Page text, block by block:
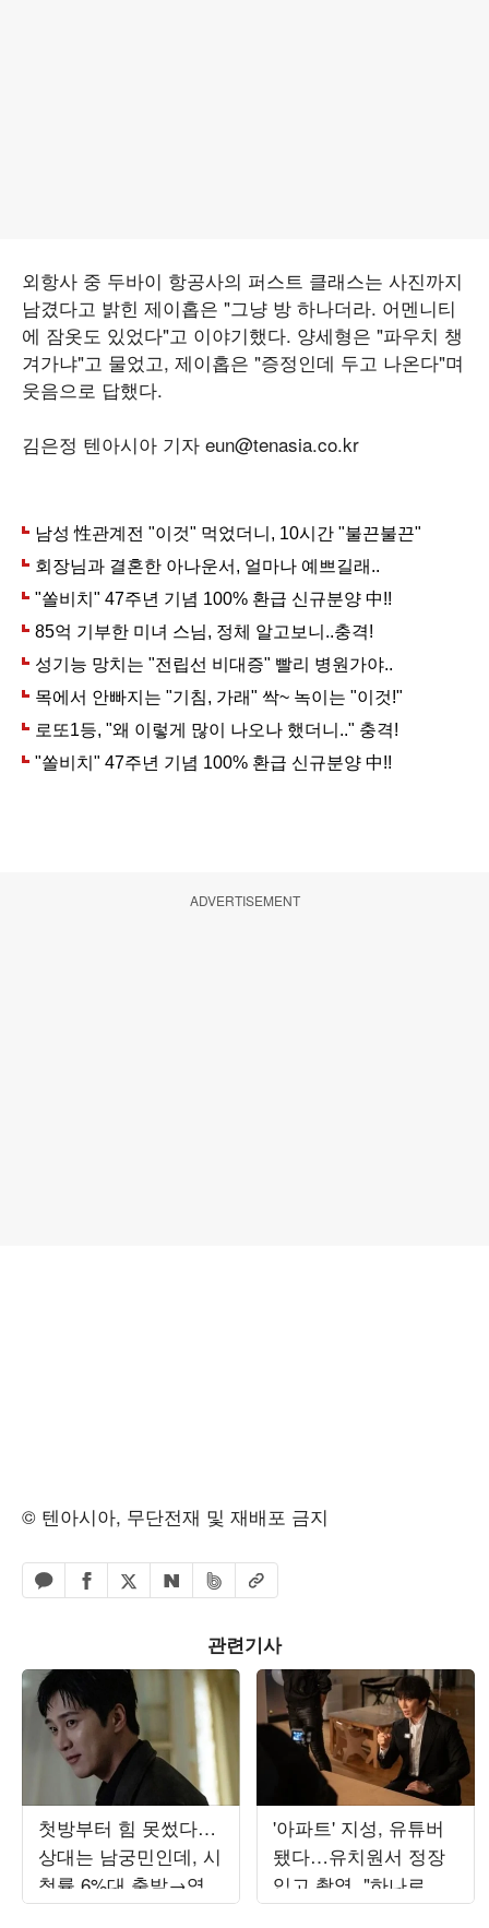
외항사 중 두바이 항공사의 퍼스트 클래스는 사진까지
남겼다고 밝힌 제이홉은 "그냥 방 하나더라. 어멘니티
에 잠옷도 있었다"고 이야기했다. 양세형은 "파우치 챙
겨가냐"고 물었고, 제이홉은 "증정인데 두고 나온다"며
웃음으로 답했다.
김은정 텐아시아 기자 eun@tenasia.co.kr
ADVERTISEMENT
© 텐아시아, 무단전재 및 재배포 금지
카카오톡 공유하기
페이스북 공유하기
엑스 공유하기
네이버 공유하기
밴드 공유하기
URL복사
관련기사
첫방부터 힘 못썼다…
상대는 남궁민인데, 시
청률 6%대 출발→역공
시작 ('재벌X형사2')
'아파트' 지성, 유튜버
됐다…유치원서 정장
입고 촬영, "하나로 뭉
쳐"